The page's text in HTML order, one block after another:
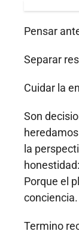
Pensar
Separar
Cuidar la
Son
la
honestidad:
Porque el
conciencia.
Termino